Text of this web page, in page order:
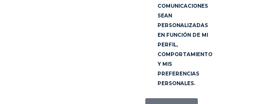
COMUNICACIONES
SEAN
PERSONALIZADAS
EN FUNCIÓN DE MI
PERFIL,
COMPORTAMIENTO
Y MIS
PREFERENCIAS
PERSONALES.